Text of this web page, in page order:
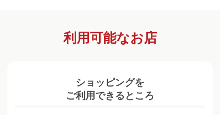
利用可能なお店
ショッピングを
ご利用できるところ